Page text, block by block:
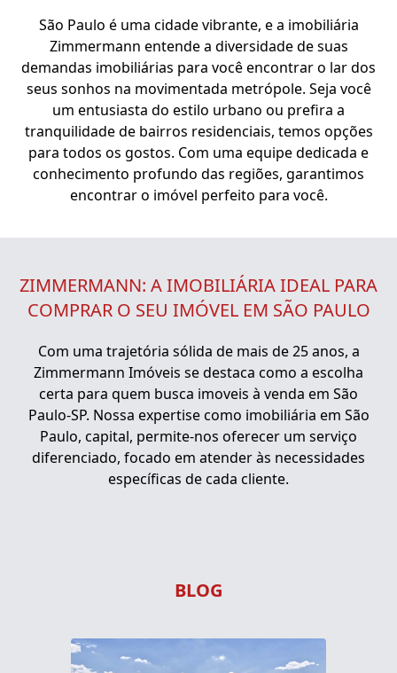
São Paulo é uma cidade vibrante, e a imobiliária
Zimmermann entende a diversidade de suas
demandas imobiliárias para você encontrar o lar dos
seus sonhos na movimentada metrópole. Seja você
um entusiasta do estilo urbano ou prefira a
tranquilidade de bairros residenciais, temos opções
para todos os gostos. Com uma equipe dedicada e
conhecimento profundo das regiões, garantimos
encontrar o imóvel perfeito para você.
ZIMMERMANN: A IMOBILIÁRIA IDEAL PARA
COMPRAR O SEU IMÓVEL EM SÃO PAULO
Com uma trajetória sólida de mais de 25 anos, a
Zimmermann Imóveis se destaca como a escolha
certa para quem busca imoveis à venda em São
Paulo-SP. Nossa expertise como imobiliária em São
Paulo, capital, permite-nos oferecer um serviço
diferenciado, focado em atender às necessidades
específicas de cada cliente.
BLOG